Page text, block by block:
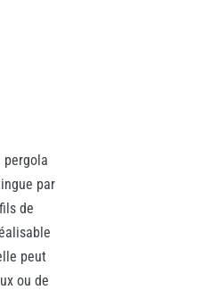
pergola
par
de
peut
ou de